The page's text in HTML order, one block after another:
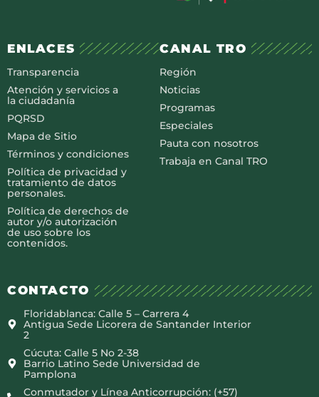
ENLACES
Transparencia
Atención y servicios a
la ciudadanía
PQRSD
Mapa de Sitio
Términos y condiciones
Política de privacidad y
tratamiento de datos
personales.
Política de derechos de
autor y/o autorización
de uso sobre los
contenidos.
CANAL TRO
Región
Noticias
Programas
Especiales
Pauta con nosotros
Trabaja en Canal TRO
CONTACTO
Floridablanca: Calle 5 – Carrera 4
Antigua Sede Licorera de Santander Interior
2
Cúcuta: Calle 5 No 2-38
Barrio Latino Sede Universidad de
Pamplona
Conmutador y Línea Anticorrupción: (+57)